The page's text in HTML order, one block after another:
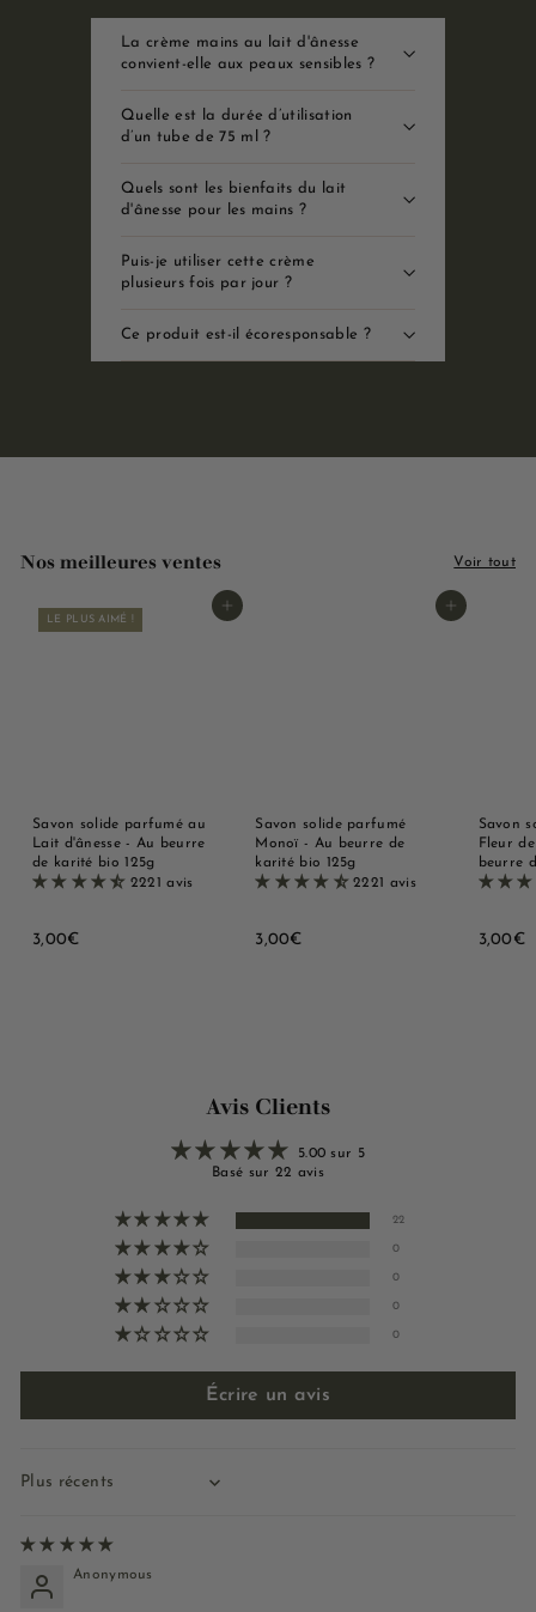
La crème mains au lait d'ânesse
convient-elle aux peaux sensibles ?
Quelle est la durée d’utilisation
d’un tube de 75 ml ?
Quels sont les bienfaits du lait
d'ânesse pour les mains ?
Puis-je utiliser cette crème
plusieurs fois par jour ?
Ce produit est-il écoresponsable ?
Nos meilleures ventes Voir tout
Ajouter au panier
LE PLUS AIMÉ !
Savon solide parfumé au
Lait d'ânesse - Au beurre
de karité bio 125g
2221 avis
3,00€3
Ajouter au panier
Savon solide parfumé
Monoï - Au beurre de
karité bio 125g
2221 avis
3,00€3
Savon
Fleur
beurre
3,00€3
Avis Clients
5.00 sur 5
Basé sur 22 avis
22
0
0
0
0
Écrire un avis
Sort by
Anonymous